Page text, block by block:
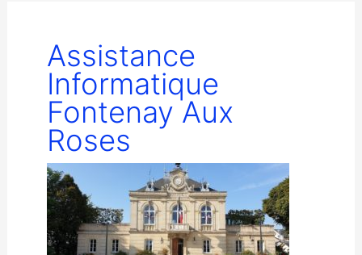
Assistance
Informatique
Fontenay Aux
Roses